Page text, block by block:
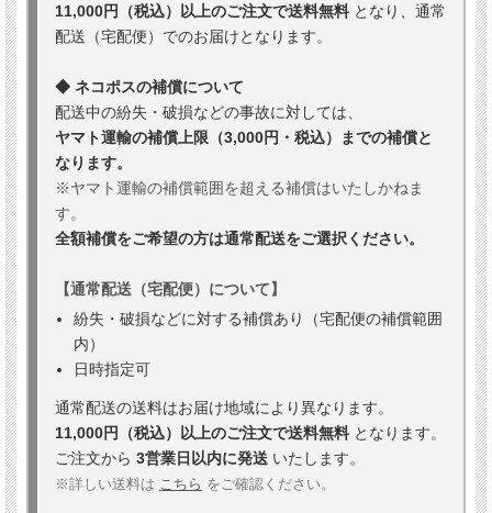
11,000円（税込）以上のご注文で送料無料 となり、通常
配送（宅配便）でのお届けとなります。
◆ ネコポスの補償について
配送中の紛失・破損などの事故に対しては、
ヤマト運輸の補償上限（3,000円・税込）までの補償と
なります。
※ヤマト運輸の補償範囲を超える補償はいたしかねま
す。
全額補償をご希望の方は通常配送をご選択ください。
【通常配送（宅配便）について】
紛失・破損などに対する補償あり（宅配便の補償範囲
内）
日時指定可
通常配送の送料はお届け地域により異なります。
11,000円（税込）以上のご注文で送料無料 となります。
ご注文から 3営業日以内に発送 いたします。
※詳しい送料は こちら をご確認ください。